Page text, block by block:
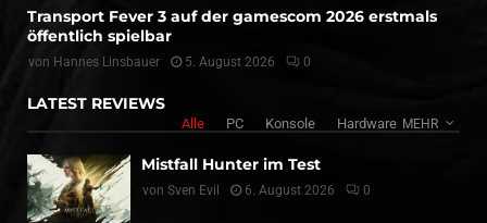
Transport Fever 3 auf der gamescom 2026 erstmals
öffentlich spielbar
von Hannes Linsbauer 5. August 2026 0
LATEST REVIEWS
Alle PC Konsole Hardware MEHR
Mistfall Hunter im Test
von Sven Evil 6. August 2026 0